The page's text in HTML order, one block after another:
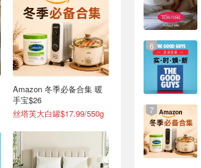
Amazon 冬季必备合集 暖
手宝$26
丝塔芙大白罐$17.99/550g